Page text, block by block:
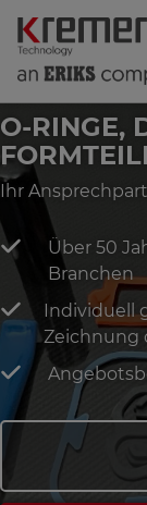
O-RINGE,
Ihr
Über 50
Branchen
Individuell
Zeichnung